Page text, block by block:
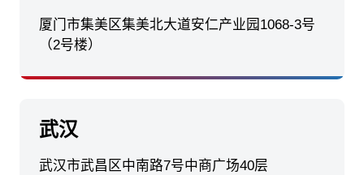
厦门市集美区集美北大道安仁产业园1068-3号
（2号楼）
武汉
武汉市武昌区中南路7号中商广场40层